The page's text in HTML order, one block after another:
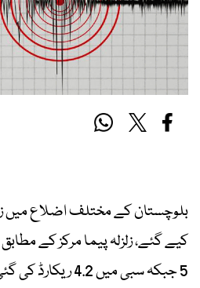
بلوچستان کے مختلف اضلاع
کیے گئے، زلزلہ پیما مرکز کے
5 جبکہ سبی میں 4.2 ریکارڈ کی گئی۔